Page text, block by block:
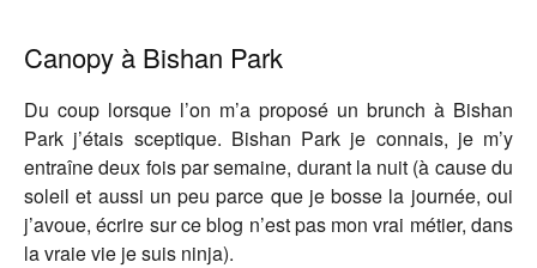
Canopy à Bishan Park
Du coup lorsque l’on m’a proposé un brunch à Bishan
Park j’étais sceptique. Bishan Park je connais, je m’y
entraîne deux fois par semaine, durant la nuit (à cause du
soleil et aussi un peu parce que je bosse la journée, oui
j’avoue, écrire sur ce blog n’est pas mon vrai métier, dans
la vraie vie je suis ninja).